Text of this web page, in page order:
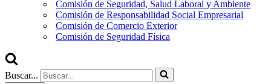
Comisión de Seguridad, Salud Laboral y Ambiente
Comisión de Responsabilidad Social Empresarial
Comisión de Comercio Exterior
Comisión de Seguridad Física
Buscar...